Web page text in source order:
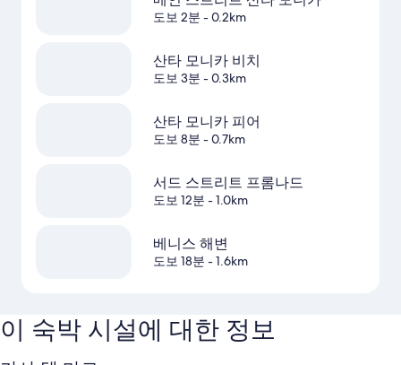
도보 2분 - 0.2km
산타 모니카 비치
도보 3분 - 0.3km
산타 모니카 피어
도보 8분 - 0.7km
서드 스트리트 프롬나드
도보 12분 - 1.0km
베니스 해변
도보 18분 - 1.6km
이 숙박 시설에 대한 정보